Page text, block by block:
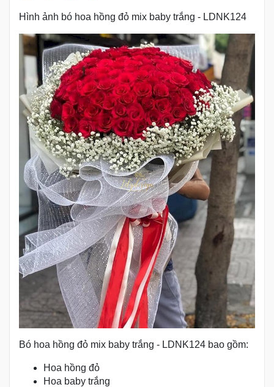
Hình ảnh bó hoa hồng đỏ mix baby trắng - LDNK124
Bó hoa hồng đỏ mix baby trắng - LDNK124 bao gồm:
Hoa hồng đỏ
Hoa baby trắng